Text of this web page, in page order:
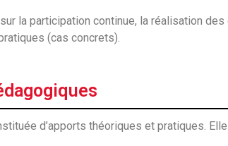
la participation continue, la réalisation
(cas concrets).
d’apports théoriques et pratiques.